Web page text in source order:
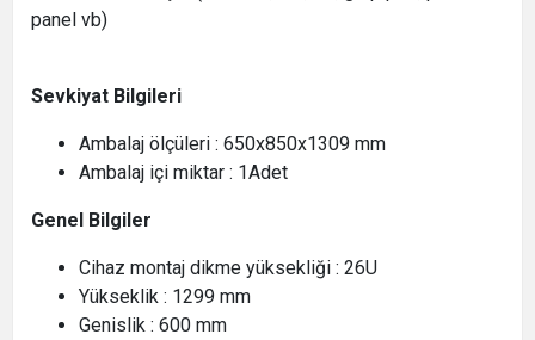
panel vb)
Sevkiyat Bilgileri
Ambalaj ölçüleri : 650x850x1309 mm
Ambalaj içi miktar : 1Adet
Genel Bilgiler
Cihaz montaj dikme yüksekliği : 26U
Yükseklik : 1299 mm
Genislik : 600 mm